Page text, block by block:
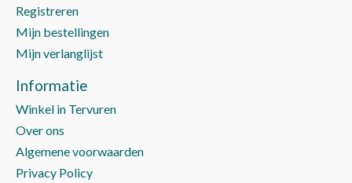
Registreren
Mijn bestellingen
Mijn verlanglijst
Informatie
Winkel in Tervuren
Over ons
Algemene voorwaarden
Privacy Policy